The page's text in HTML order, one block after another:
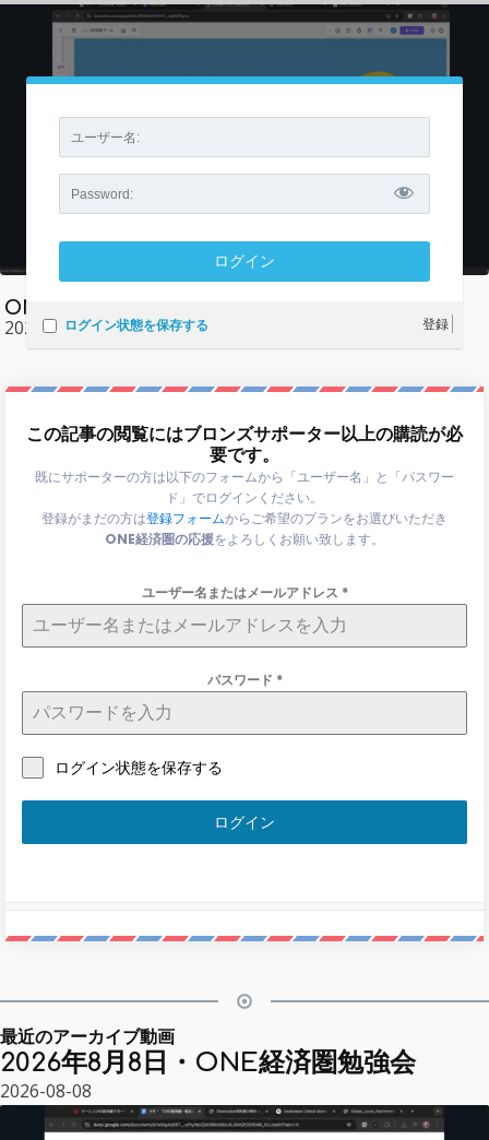
ログイン状態を保存する 登録
ONE経済圏勉強会・2025年11月15日
2025-11-18|AMA
この記事の閲覧にはブロンズサポーター以上の購読が必
要です。
既にサポーターの方は以下のフォームから「ユーザー名」と「パスワー
ド」でログインください。
登録がまだの方は登録フォームからご希望のプランをお選びいただき
ONE経済圏の応援をよろしくお願い致します。
ユーザー名またはメールアドレス *
パスワード *
ログイン状態を保存する
ログイン
最近のアーカイブ動画
2026年8月8日・ONE経済圏勉強会
2026-08-08